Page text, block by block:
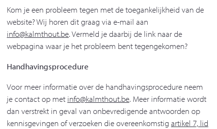
Kom je een probleem tegen met de toegankelijkheid van de
website? Wij horen dit graag via e-mail aan
info@kalmthout.be. Vermeld je daarbij de link naar de
webpagina waar je het probleem bent tegengekomen?
Handhavingsprocedure
Voor meer informatie over de handhavingsprocedure neem
je contact op met info@kalmthout.be. Meer informatie wordt
dan verstrekt in geval van onbevredigende antwoorden op
kennisgevingen of verzoeken die overeenkomstig artikel 7, lid